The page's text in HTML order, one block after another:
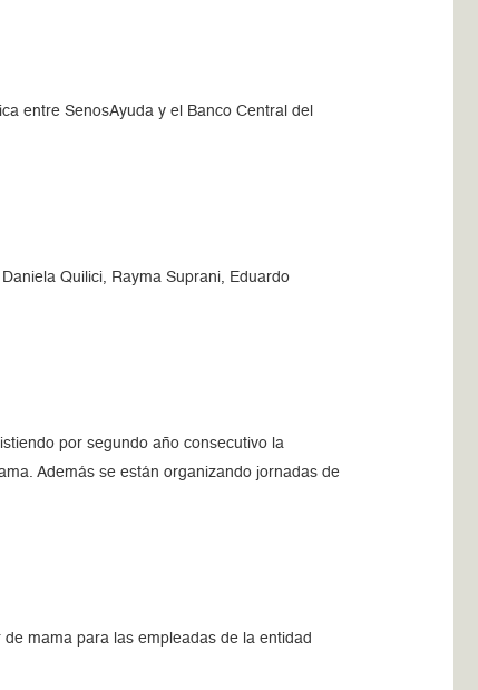
entre SenosAyuda y el Banco Central del
Quilici, Rayma Suprani, Eduardo
por segundo año consecutivo la
Además se están organizando jornadas de
mama para las empleadas de la entidad